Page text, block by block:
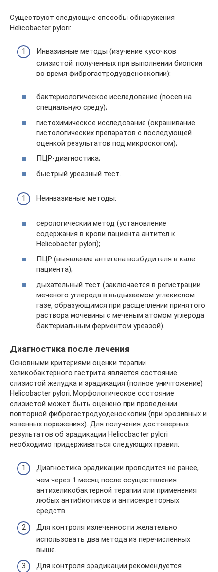
Существуют следующие способы обнаружения
Helicobacter pylori:
Инвазивные методы (изучение кусочков
слизистой, полученных при выполнении биопсии
во время фиброгастродуоденоскопии):
бактериологическое исследование (посев на
специальную среду);
гистохимическое исследование (окрашивание
гистологических препаратов с последующей
оценкой результатов под микроскопом);
ПЦР-диагностика;
быстрый уреазный тест.
Неинвазивные методы:
серологический метод (установление
содержания в крови пациента антител к
Helicobacter pylori);
ПЦР (выявление антигена возбудителя в кале
пациента);
дыхательный тест (заключается в регистрации
меченого углерода в выдыхаемом углекислом
газе, образующимся при расщеплении принятого
раствора мочевины с меченым атомом углерода
бактериальным ферментом уреазой).
Диагностика после лечения
Основными критериями оценки терапии
хеликобактерного гастрита является состояние
слизистой желудка и эрадикация (полное уничтожение)
Helicobacter pylori. Морфологическое состояние
слизистой может быть оценено при проведении
повторной фиброгастродуоденоскопии (при эрозивных и
язвенных поражениях). Для получения достоверных
результатов об эрадикации Helicobacter pylori
необходимо придерживаться следующих правил:
Диагностика эрадикации проводится не ранее,
чем через 1 месяц после осуществления
антихеликобактерной терапии или применения
любых антибиотиков и антисекреторных
средств.
Для контроля излеченности желательно
использовать два метода из перечисленных
выше.
Для контроля эрадикации рекомендуется